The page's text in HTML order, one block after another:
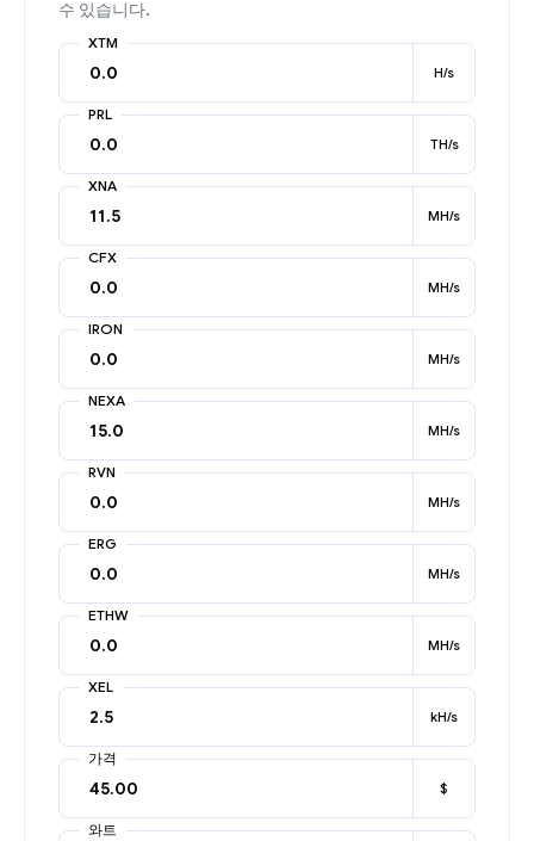
수 있습니다.
XTM
H/s
PRL
TH/s
XNA
MH/s
CFX
MH/s
IRON
MH/s
NEXA
MH/s
RVN
MH/s
ERG
MH/s
ETHW
MH/s
XEL
kH/s
가격
$
와트